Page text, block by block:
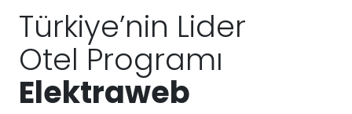
Türkiye’nin Lider
Otel Programı
Elektraweb